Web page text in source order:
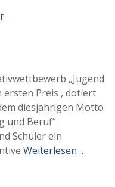
„Jugend
ersten Preis , dotiert
diesjährigen Motto
und Beruf“
Schüler ein
Weiterlesen …